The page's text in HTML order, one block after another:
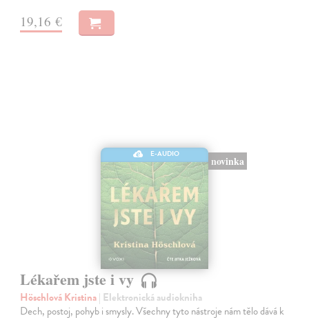
19,16 €
E-AUDIO
novinka
Lékařem jste i vy
Höschlová Kristina| Elektronická audiokniha
Dech, postoj, pohyb i smysly. Všechny tyto nástroje nám tělo dává k